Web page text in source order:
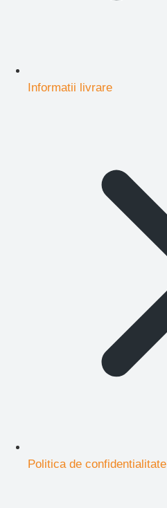
Informatii livrare
Politica de confidentialitate